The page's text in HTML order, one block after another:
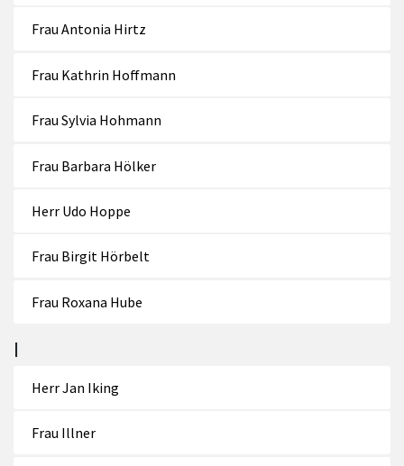
Frau Antonia Hirtz
Frau Kathrin Hoffmann
Frau Sylvia Hohmann
Frau Barbara Hölker
Herr Udo Hoppe
Frau Birgit Hörbelt
Frau Roxana Hube
I
Herr Jan Iking
Frau Illner